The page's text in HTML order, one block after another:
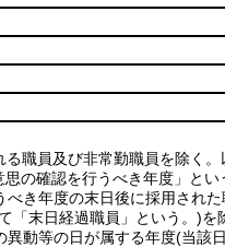
職員及び非常勤職員を除く。
の確認を行うべき年度」とい
き年度の末日後に採用された
「末日経過職員」という。)を
異動等の日が属する年度(当該